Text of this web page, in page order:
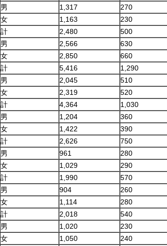
男 1,317 270
女
1,163 230
計
2,480 500
男 2,566 630
女
2,850 660
計
5,416 1,290
男 2,045 510
女
2,319 520
計
4,364 1,030
男 1,204 360
女
1,422 390
計
2,626 750
男 961 280
女
1,029 290
計
1,990 570
男 904 260
女
1,114 280
計
2,018 540
男 1,020 230
女
1,050 240